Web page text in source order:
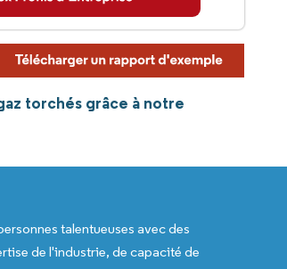
torchés grâce à notre
talentueuses avec des
de l'industrie, de capacité de